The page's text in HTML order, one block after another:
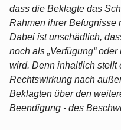
dass die Beklagte das
Rahmen ihrer Befugnisse
Dabei ist unschädlich,
noch als „Verfügung“
wird. Denn inhaltlich stellt
Rechtswirkung nach
Beklagten über den
Beendigung - des